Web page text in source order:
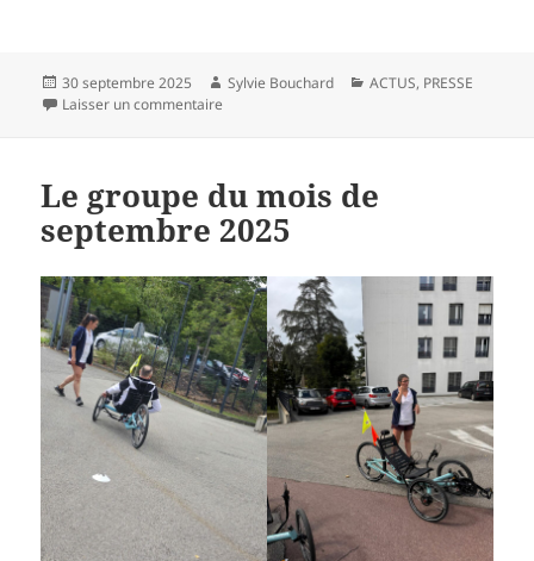
Publié
le
30 septembre 2025 Auteur
Sylvie Bouchard Catégories
ACTUS, PRESSE
Laisser un commentaire
Le groupe du mois de
septembre 2025